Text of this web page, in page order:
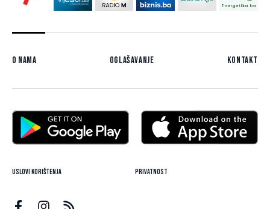
O nama Oglašavanje Kontakt
Uslovi korištenja Privatnost